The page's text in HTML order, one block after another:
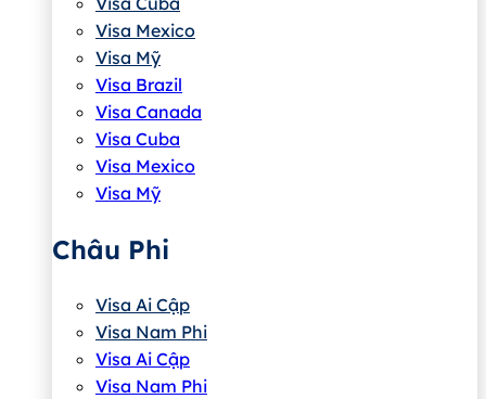
Visa Mexico
Visa Mỹ
Visa Brazil
Visa Canada
Visa Cuba
Visa Mexico
Visa Mỹ
Châu Phi
Visa Ai Cập
Visa Nam Phi
Visa Ai Cập
Visa Nam Phi